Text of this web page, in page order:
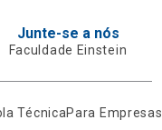
Junte-se a nós
Faculdade Einstein
TécnicaPara Empresas